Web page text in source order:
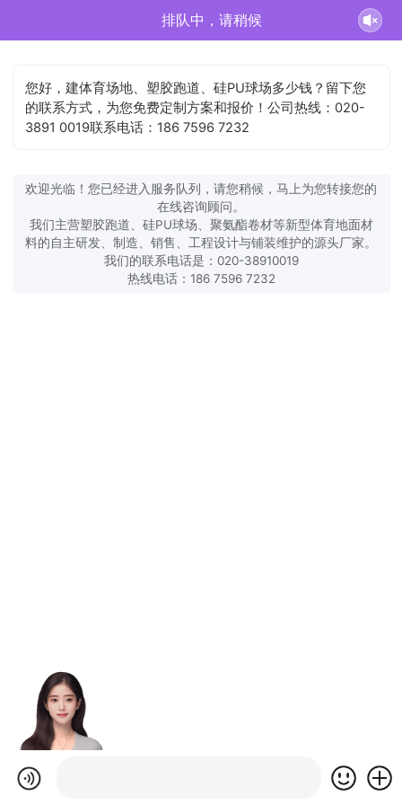
排队中，请稍候
您好，建体育场地、塑胶跑道、硅PU球场多少钱？留下您
的联系方式，为您免费定制方案和报价！公司热线：020-
3891 0019联系电话：186 7596 7232
欢迎光临！您已经进入服务队列，请您稍候，马上为您转接您的
在线咨询顾问。
我们主营塑胶跑道、硅PU球场、聚氨酯卷材等新型体育地面材
料的自主研发、制造、销售、工程设计与铺装维护的源头厂家。
我们的联系电话是：020-38910019
热线电话：186 7596 7232